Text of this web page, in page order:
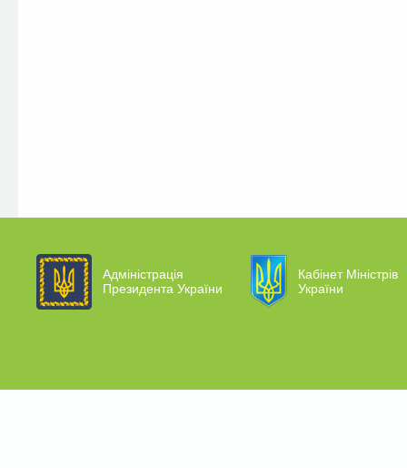
Адміністрація
Президента України
Кабінет Міністрів
України